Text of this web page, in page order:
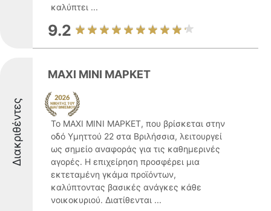
καλύπτει ...
9.2
Διακριθέντες
ΜΑΧΙ ΜΙΝΙ ΜΑΡΚΕΤ
Το ΜΑΧΙ ΜΙΝΙ ΜΑΡΚΕΤ, που βρίσκεται στην
οδό Υμηττού 22 στα Βριλήσσια, λειτουργεί
ως σημείο αναφοράς για τις καθημερινές
αγορές. Η επιχείρηση προσφέρει μια
εκτεταμένη γκάμα προϊόντων,
καλύπτοντας βασικές ανάγκες κάθε
νοικοκυριού. Διατίθενται ...